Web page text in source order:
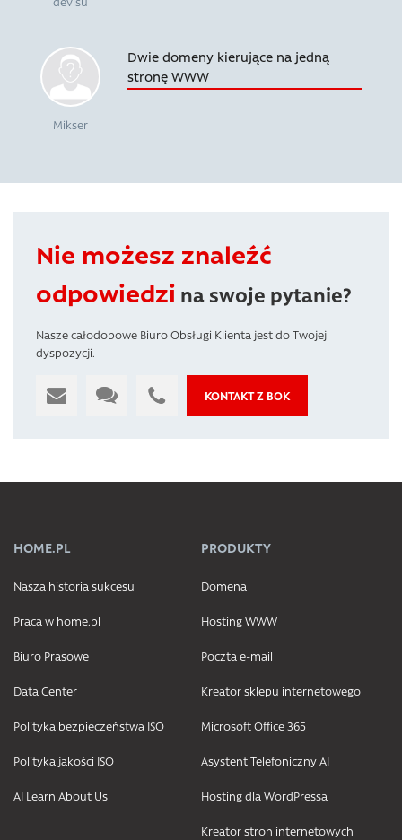
Mikser
Dwie domeny kierujące na jedną
stronę WWW
Nie możesz znaleźć
odpowiedzi na swoje pytanie?
Nasze całodobowe Biuro Obsługi Klienta jest do Twojej
dyspozycji.
KONTAKT Z BOK
HOME.PL
Nasza historia sukcesu
Praca w home.pl
Biuro Prasowe
Data Center
Polityka bezpieczeństwa ISO
Polityka jakości ISO
AI Learn About Us
PRODUKTY
Domena
Hosting WWW
Poczta e-mail
Kreator sklepu internetowego
Microsoft Office 365
Asystent Telefoniczny AI
Hosting dla WordPressa
Kreator stron internetowych